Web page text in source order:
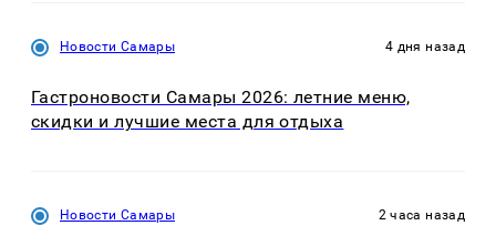
Новости Самары 4 дня назад
Гастроновости Самары 2026: летние меню,
скидки и лучшие места для отдыха
Новости Самары 2 часа назад